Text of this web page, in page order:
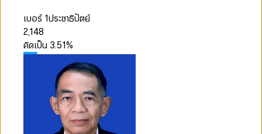
เบอร์ 1ประชาธิปัตย์
2,148
คิดเป็น 3.51%